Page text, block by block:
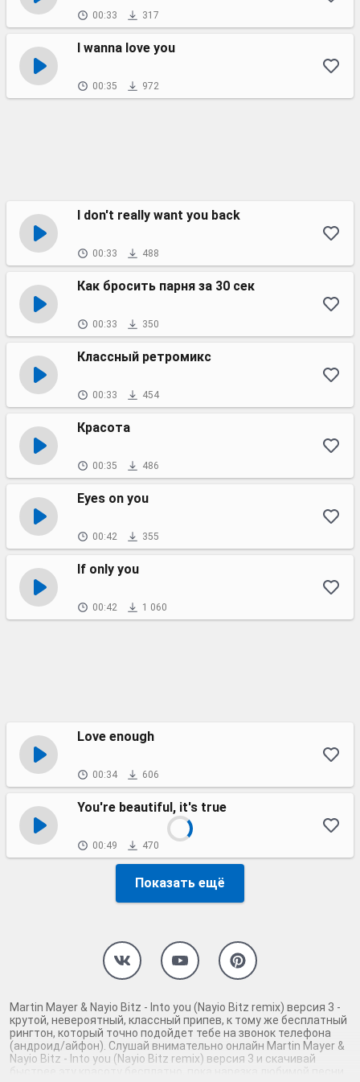
00:33 317
I wanna love you
00:35 972
I don't really want you back
00:33 488
Как бросить парня за 30 сек
00:33 350
Классный ретромикс
00:33 454
Красота
00:35 486
Eyes on you
00:42 355
If only you
00:42 1 060
Love enough
00:34 606
You're beautiful, it's true
00:49 470
Показать ещё
Martin Mayer & Nayio Bitz - Into you (Nayio Bitz remix) версия 3 -
крутой, невероятный, классный припев, к тому же бесплатный
рингтон, который точно подойдет тебе на звонок телефона
(андроид/айфон). Слушай внимательно онлайн Martin Mayer &
Nayio Bitz - Into you (Nayio Bitz remix) версия 3 и скачивай
быстрее эту красоту бесплатно, пока нарезка любимой песни